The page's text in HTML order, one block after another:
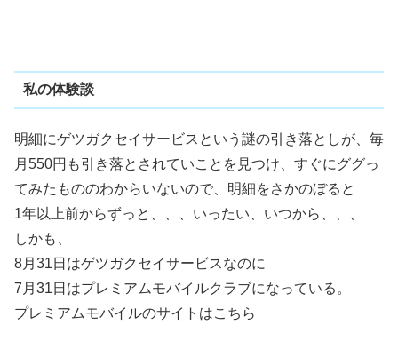
私の体験談
明細にゲツガクセイサービスという謎の引き落としが、毎
月550円も引き落とされていことを見つけ、すぐにググっ
てみたもののわからいないので、明細をさかのぼると
1年以上前からずっと、、、いったい、いつから、、、
しかも、
8月31日はゲツガクセイサービスなのに
7月31日はプレミアムモバイルクラブになっている。
プレミアムモバイルのサイトはこちら